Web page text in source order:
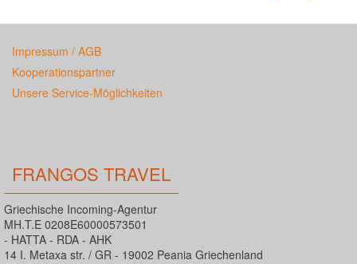
Impressum / AGB
Kooperationspartner
Unsere Service-Möglichkeiten
FRANGOS TRAVEL
Griechische Incoming-Agentur
MH.T.E 0208E60000573501
- HATTA - RDA - AHK
14 I. Metaxa str. / GR - 19002 Peania Griechenland